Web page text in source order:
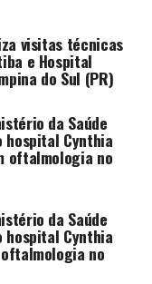
do bairro
é de
de dever
de nós. A
está feliz, e
visitas técnicas
e Hospital
do Sul (PR)
da Saúde
Cynthia
oftalmologia no
da Saúde
Cynthia
no